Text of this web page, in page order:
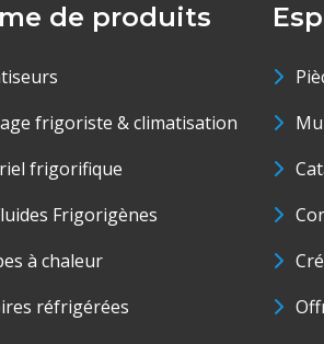
de produits
frigoriste & climatisation
frigorifique
Frigorigènes
à chaleur
réfrigérées